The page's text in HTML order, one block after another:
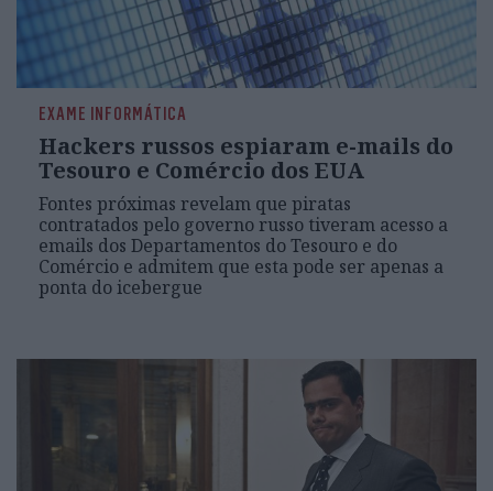
EXAME INFORMÁTICA
Hackers russos espiaram e-mails do
Tesouro e Comércio dos EUA
Fontes próximas revelam que piratas
contratados pelo governo russo tiveram acesso a
emails dos Departamentos do Tesouro e do
Comércio e admitem que esta pode ser apenas a
ponta do icebergue